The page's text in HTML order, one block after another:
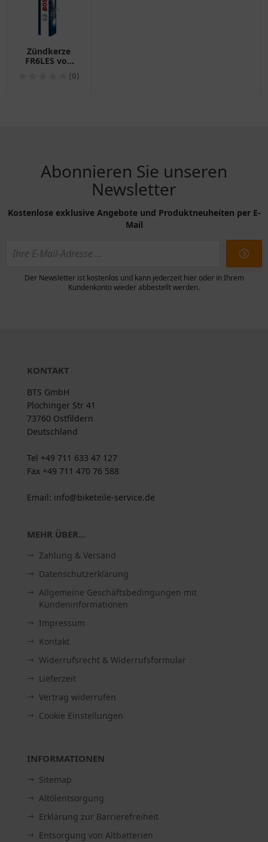
Zündkerze
FR6LES von
Motorräder(0)
Abonnieren Sie unseren
Newsletter
Kostenlose exklusive Angebote und Produktneuheiten per E-
Mail
Der Newsletter ist kostenlos und kann jederzeit hier oder in Ihrem
Kundenkonto wieder abbestellt werden.
KONTAKT
BTS GmbH
Plochinger Str 41
73760 Ostfildern
Deutschland
Tel +49 711 633 47 127
Fax +49 711 470 76 588
Email: info@biketeile-service.de
MEHR ÜBER...
Zahlung & Versand
Datenschutzerklärung
Allgemeine Geschäftsbedingungen mit
Kundeninformationen
Impressum
Kontakt
Widerrufsrecht & Widerrufsformular
Lieferzeit
Vertrag widerrufen
Cookie Einstellungen
INFORMATIONEN
Sitemap
Altölentsorgung
Erklärung zur Barrierefreiheit
Entsorgung von Altbatterien